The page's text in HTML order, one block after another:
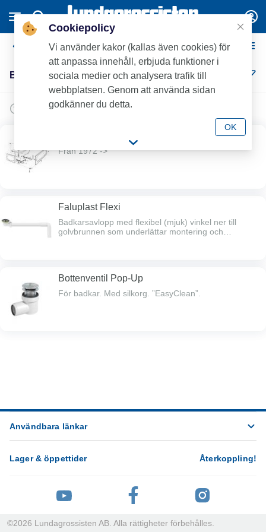
Badkarsreservdelar Ifö
Badkarsreservdelar Ifö (3)
Från 1972 ->
Faluplast Flexi
Badkarsavlopp med flexibel (mjuk) vinkel ner till
golvbrunnen som underlättar montering och
Bottenventil Pop-Up
För badkar. Med silkorg. ”EasyClean”.
Användbara länkar
Lager & öppettider Återkoppling!
©2026 Lundagrossisten AB. Alla rättigheter förbehålles.
Cookiepolicy
Vi använder kakor (kallas även cookies) för
att anpassa innehåll, erbjuda funktioner i
sociala medier och analysera trafik till
webbplatsen. Genom att använda sidan
godkänner du detta.
OK